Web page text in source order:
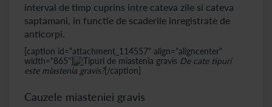
interval de timp cuprins intre cateva zile si cateva
saptamani, in functie de scaderile inregistrate de
anticorpi.
[caption id="attachment_114557" align="aligncenter"
width="865"]
De cate tipuri
este miastenia gravis?[/caption]
Cauzele miasteniei gravis